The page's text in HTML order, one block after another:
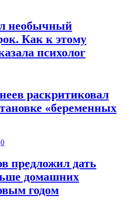
необычный
Как к этому
психолог
раскритиковал
«беременных
0
предложил дать
домашних
годом